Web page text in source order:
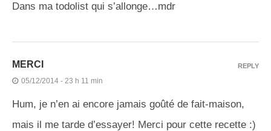
Dans ma todolist qui s’allonge…mdr
MERCI
05/12/2014 - 23 h 11 min
Hum, je n’en ai encore jamais goûté de fait-maison,
mais il me tarde d’essayer! Merci pour cette recette :)
REPLY